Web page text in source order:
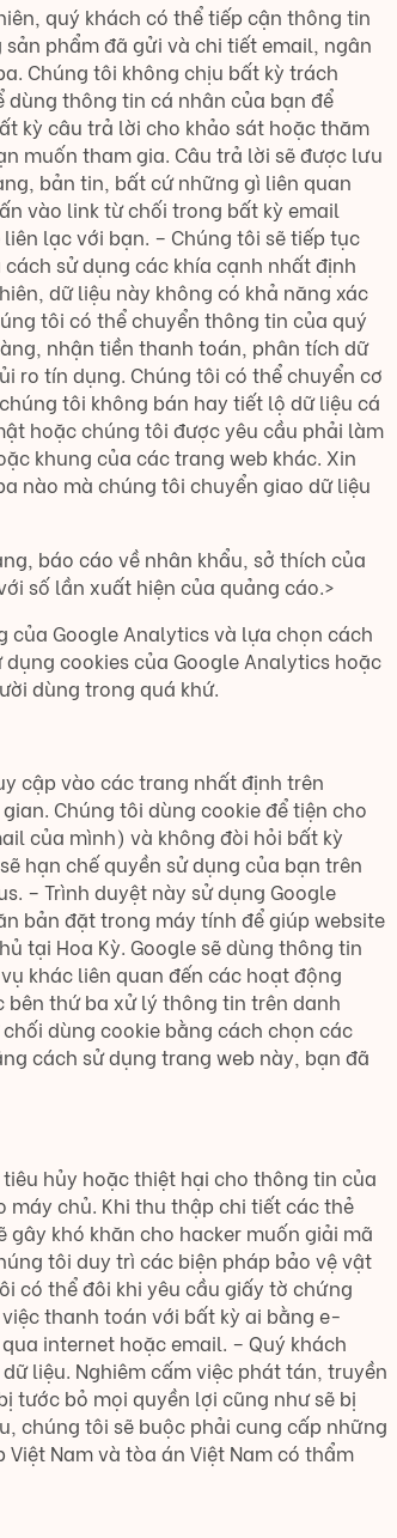
quý khách có thể tiếp cận thông tin
phẩm đã gửi và chi tiết email, ngân
Chúng tôi không chịu bất kỳ trách
dùng thông tin cá nhân của bạn để
kỳ câu trả lời cho khảo sát hoặc thăm
muốn tham gia. Câu trả lời sẽ được lưu
bản tin, bất cứ những gì liên quan
vào link từ chối trong bất kỳ email
lạc với bạn. – Chúng tôi sẽ tiếp tục
sử dụng các khía cạnh nhất định
dữ liệu này không có khả năng xác
tôi có thể chuyển thông tin của quý
nhận tiền thanh toán, phân tích dữ
ro tín dụng. Chúng tôi có thể chuyển cơ
tôi không bán hay tiết lộ dữ liệu cá
hoặc chúng tôi được yêu cầu phải làm
khung của các trang web khác. Xin
nào mà chúng tôi chuyển giao dữ liệu
báo cáo về nhân khẩu, sở thích của
số lần xuất hiện của quảng cáo.>
Google Analytics và lựa chọn cách
cookies của Google Analytics hoặc
dùng trong quá khứ.
cập vào các trang nhất định trên
Chúng tôi dùng cookie để tiện cho
của mình) và không đòi hỏi bất kỳ
hạn chế quyền sử dụng của bạn trên
– Trình duyệt này sử dụng Google
bản đặt trong máy tính để giúp website
tại Hoa Kỳ. Google sẽ dùng thông tin
khác liên quan đến các hoạt động
thứ ba xử lý thông tin trên danh
dùng cookie bằng cách chọn các
cách sử dụng trang web này, bạn đã
hủy hoặc thiệt hại cho thông tin của
chủ. Khi thu thập chi tiết các thẻ
gây khó khăn cho hacker muốn giải mã
tôi duy trì các biện pháp bảo vệ vật
có thể đôi khi yêu cầu giấy tờ chứng
thanh toán với bất kỳ ai bằng e-
internet hoặc email. – Quý khách
liệu. Nghiêm cấm việc phát tán, truyền
tước bỏ mọi quyền lợi cũng như sẽ bị
chúng tôi sẽ buộc phải cung cấp những
Nam và tòa án Việt Nam có thẩm